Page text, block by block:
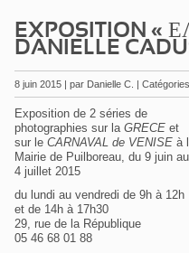
EXPOSITION «
DANIELLE
8 juin 2015 | par Danielle C. |
Exposition de 2 séries de
photographies sur la GRECE et
sur le CARNAVAL de VENISE à
Mairie de Puilboreau, du 9 juin au
4 juillet 2015
du lundi au vendredi de 9h à 12h
et de 14h à 17h30
29, rue de la République
05 46 68 01 88